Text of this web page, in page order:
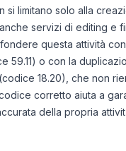
si limitano solo alla
servizi di editing e
questa attività
59.11) o con la
18.20), che non
corretto aiuta a
della propria